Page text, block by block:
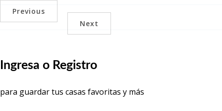
Previous
Next
Ingresa o Registro
para guardar tus casas favoritas y más